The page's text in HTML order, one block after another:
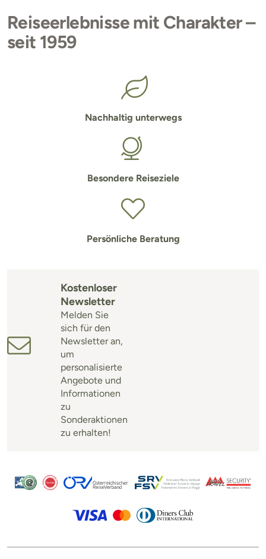
Reiseerlebnisse mit Charakter –
seit 1959
Nachhaltig unterwegs
Besondere Reiseziele
Persönliche Beratung
Kostenloser
Newsletter
Melden Sie
sich für den
Newsletter an,
um
personalisierte
Angebote und
Informationen
zu
Sonderaktionen
zu erhalten!